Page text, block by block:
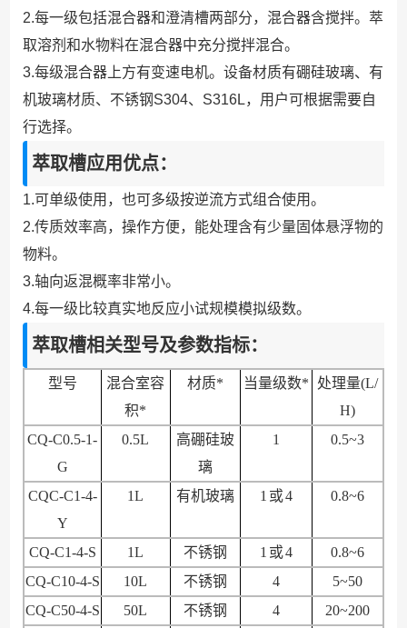
2.每一级包括混合器和澄清槽两部分，混合器含搅拌。萃
取溶剂和水物料在混合器中充分搅拌混合。
3.每级混合器上方有变速电机。 设备材质有硼硅玻璃、有
机玻璃材质、 不锈钢 S304、 S316L， 用户可根据需要自
行选择。
萃取槽应用优点：
1.可单级使用， 也可多级按逆流方式组合使用。
2.传质效率高， 操作方便， 能处理含有少量固体悬浮物的
物料。
3.轴向返混概率非常小。
4.每一级比较真实地反应小试规模模拟级数。
萃取槽相关型号及参数指标：
型号
混合室容
积*
材质* 当量级数* 处理量(L/
H)
CQ-C0.5-1-
G
0.5L
高硼硅玻
璃
1 0.5~3
CQC-C1-4-
Y
1L 有机玻璃 1 或4 0.8~6
CQ-C1-4-S 1L 不锈钢 1 或4
0.8~6
CQ-C10-4-S
10L 不锈钢 4
5~50
CQ-C50-4-S
50L 不锈钢 4
20~200